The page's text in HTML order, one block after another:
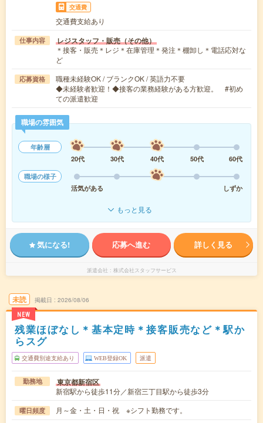
交通費
交通費支給あり
仕事内容 レジスタッフ・販売（その他）
＊接客・販売＊レジ＊在庫管理＊発注＊棚卸し＊電話応対な
ど
応募資格
職種未経験OK / ブランクOK / 英語力不要
◆未経験者歓迎！◆接客の業務経験がある方歓迎。 #初め
ての派遣歓迎
職場の雰囲気
年齢層
20代
30代 40代 50代
60代
職場の様子
活気がある
しずか
もっと見る
気になる! 応募へ進む 詳しく見る
派遣会社 株式会社スタッフサービス
未読
NEW
掲載日 2026/08/06
残業ほぼなし＊基本定時＊接客販売など＊駅か
らスグ
交通費別途支給あり WEB登録OK 派遣
勤務地 東京都新宿区
新宿駅から徒歩11分／新宿三丁目駅から徒歩3分
曜日頻度 月～金・土・日・祝 ※シフト勤務です。